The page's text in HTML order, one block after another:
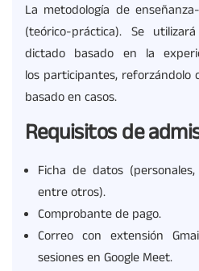
La metodología de
(teórico-práctica). Se
dictado basado en la
los participantes, reforzándolo
basado en casos.
Requisitos de
Ficha de datos
entre otros).
Comprobante de pago.
Correo con extensión
sesiones en Google Meet.